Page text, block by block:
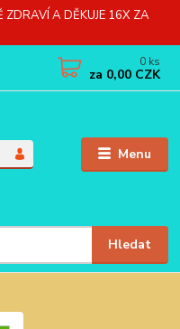
ZDRAVÍ A DĚKUJE 16X ZA
Menu
Hledat
0 ks
za 0,00 CZK